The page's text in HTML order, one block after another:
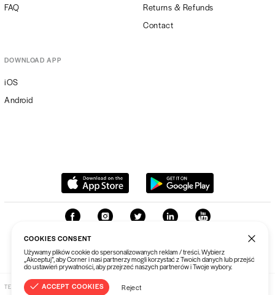
FAQ
Returns & Refunds
Contact
DOWNLOAD APP
iOS
Android
TERMS & CONDITIONS PRIVACY POLICY
COOKIES CONSENT
Używamy plików cookie do spersonalizowanych reklam / treści. Wybierz
„Akceptuj”, aby Corner i nasi partnerzy mogli korzystać z Twoich danych lub przejść
do ustawień prywatności, aby przejrzeć naszych partnerów i Twoje wybory.
ACCEPT COOKIES Reject